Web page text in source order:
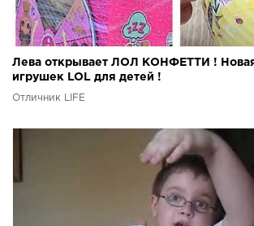
Лева открывает ЛОЛ КОНФЕТТИ !
игрушек LOL для детей !
Отличник LIFE